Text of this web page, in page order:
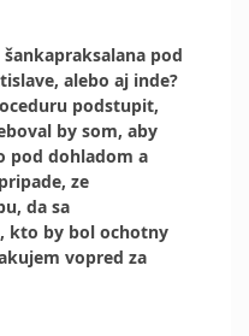
pod
alebo aj inde?
podstupit,
by som, aby
pod dohladom a
ze
da sa
kto by bol ochotny
vopred za